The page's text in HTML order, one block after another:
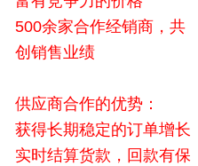
500余家合作经销商，共
创销售业绩
供应商合作的优势：
获得长期稳定的订单增长
实时结算货款，回款有保